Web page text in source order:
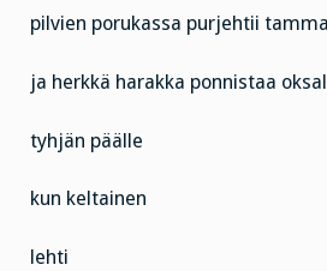
pilvien porukassa purjehtii
ja herkkä harakka ponnistaa
tyhjän päälle
kun keltainen
lehti